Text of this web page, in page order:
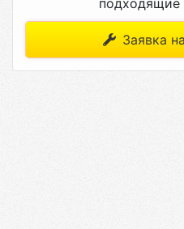
подходящие
Заявка